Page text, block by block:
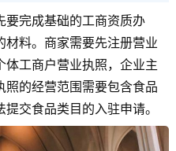
要完成基础的工商资质办
料。商家需要先注册营业
工商户营业执照，企业主
的经营范围需要包含食品
交食品类目的入驻申请。